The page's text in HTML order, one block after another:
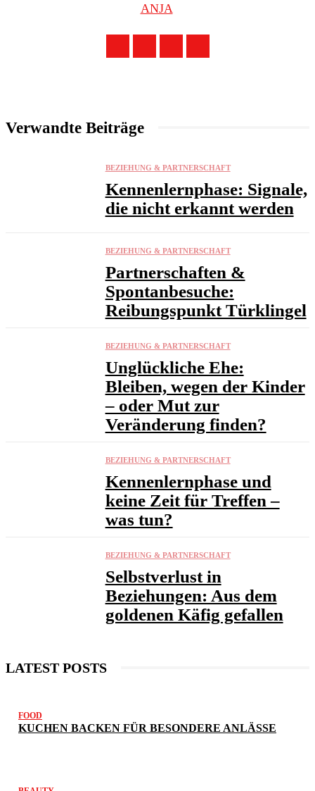
ANJA
Verwandte Beiträge
BEZIEHUNG & PARTNERSCHAFT
Kennenlernphase: Signale,
die nicht erkannt werden
BEZIEHUNG & PARTNERSCHAFT
Partnerschaften &
Spontanbesuche:
Reibungspunkt Türklingel
BEZIEHUNG & PARTNERSCHAFT
Unglückliche Ehe:
Bleiben, wegen der Kinder
– oder Mut zur
Veränderung finden?
BEZIEHUNG & PARTNERSCHAFT
Kennenlernphase und
keine Zeit für Treffen –
was tun?
BEZIEHUNG & PARTNERSCHAFT
Selbstverlust in
Beziehungen: Aus dem
goldenen Käfig gefallen
LATEST POSTS
FOOD
KUCHEN BACKEN FÜR BESONDERE ANLÄSSE